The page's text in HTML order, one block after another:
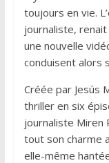
toujours en vie.
journaliste,
une nouvelle
conduisent alors
Créée par Jesús
thriller en six
journaliste Miren
tout son charme
elle-même